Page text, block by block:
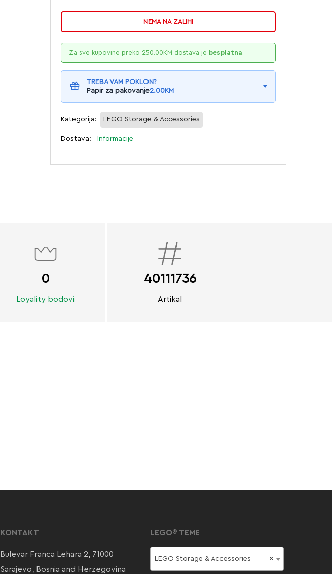
NEMA NA ZALIHI
Za sve kupovine preko 250.00KM dostava je besplatna
TREBA VAM POKLON?
Papir za pakovanje2.00KM
Kategorija: LEGO Storage & Accessories
Dostava: Informacije
0
Loyality bodovi
40111736
Artikal
KONTAKT
Bulevar Franca Lehara 2, 71000
Sarajevo, Bosnia and Herzegovina
LEGO® TEME
×
LEGO Storage & Accessories